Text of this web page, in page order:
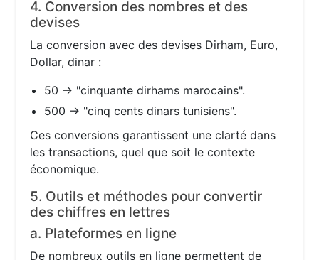
4. Conversion des nombres et des
devises
La conversion avec des devises Dirham, Euro,
Dollar, dinar :
50 → "cinquante dirhams marocains".
500 → "cinq cents dinars tunisiens".
Ces conversions garantissent une clarté dans
les transactions, quel que soit le contexte
économique.
5. Outils et méthodes pour convertir
des chiffres en lettres
a. Plateformes en ligne
De nombreux outils en ligne permettent de